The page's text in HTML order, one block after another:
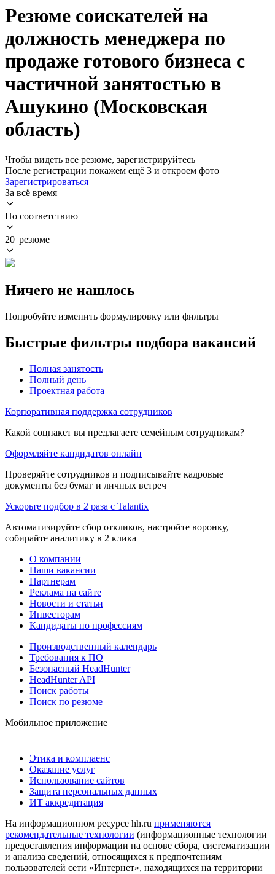
Резюме соискателей на
должность менеджера по
продаже готового бизнеса с
частичной занятостью в
Ашукино (Московская
область)
Чтобы видеть все резюме, зарегистрируйтесь
После регистрации покажем ещё 3 и откроем фото
Зарегистрироваться
За всё время
По соответствию
20 резюме
Ничего не нашлось
Попробуйте изменить формулировку или фильтры
Быстрые фильтры подбора вакансий
Полная занятость
Полный день
Проектная работа
Корпоративная поддержка сотрудников
Какой соцпакет вы предлагаете семейным сотрудникам?
Оформляйте кандидатов онлайн
Проверяйте сотрудников и подписывайте кадровые
документы без бумаг и личных встреч
Ускорьте подбор в 2 раза с Talantix
Автоматизируйте сбор откликов, настройте воронку,
собирайте аналитику в 2 клика
О компании
Наши вакансии
Партнерам
Реклама на сайте
Новости и статьи
Инвесторам
Кандидаты по профессиям
Производственный календарь
Требования к ПО
Безопасный HeadHunter
HeadHunter API
Поиск работы
Поиск по резюме
Мобильное приложение
Этика и комплаенс
Оказание услуг
Использование сайтов
Защита персональных данных
ИТ аккредитация
На информационном ресурсе hh.ru применяются
рекомендательные технологии (информационные технологии
предоставления информации на основе сбора, систематизации
и анализа сведений, относящихся к предпочтениям
пользователей сети «Интернет», находящихся на территории